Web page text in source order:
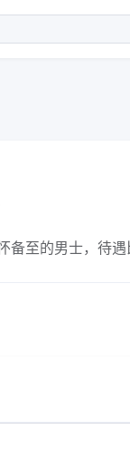
备至的男士，待